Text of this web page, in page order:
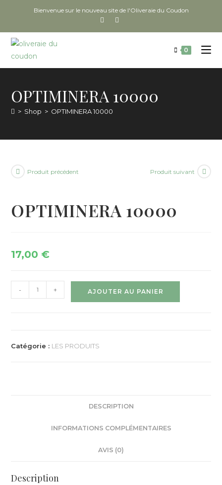
Bienvenue sur le nouveau site de l'Oliveraie du Coudon
0
OPTIMINERA 10000
> Shop > OPTIMINERA 10000
Produit précédent Produit suivant
OPTIMINERA 10000
17,00 €
- + AJOUTER AU PANIER
Catégorie : LES PRODUITS
DESCRIPTION
INFORMATIONS COMPLÉMENTAIRES
AVIS (0)
Description